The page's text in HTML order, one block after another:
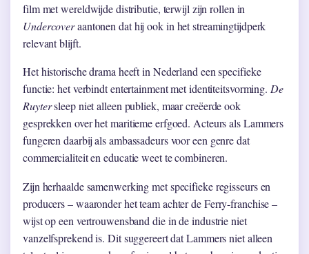
film met wereldwijde distributie, terwijl zijn rollen in
Undercoveraantonen dat hij ook in het streamingtijdperk
relevant blijft.
Het historische drama heeft in Nederland een specifieke
functie: het verbindt entertainment met identiteitsvorming. De
Ruytersleep niet alleen publiek, maar creëerde ook
gesprekken over het maritieme erfgoed. Acteurs als Lammers
fungeren daarbij als ambassadeurs voor een genre dat
commercialiteit en educatie weet te combineren.
Zijn herhaalde samenwerking met specifieke regisseurs en
producers – waaronder het team achter de Ferry-franchise –
wijst op een vertrouwensband die in de industrie niet
vanzelfsprekend is. Dit suggereert dat Lammers niet alleen